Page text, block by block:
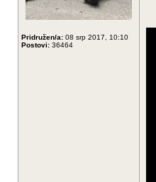
Pridružen/a: 08 srp 2017, 10:10
Postovi: 36464